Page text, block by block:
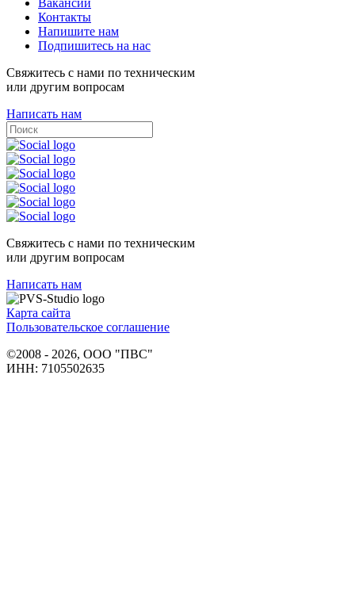
Вакансии
Контакты
Напишите нам
Подпишитесь на нас
Свяжитесь с нами по техническим
или другим вопросам
Написать нам
Свяжитесь с нами по техническим
или другим вопросам
Написать нам
Карта сайта
Пользовательское соглашение
©2008 - 2026, ООО "ПВС"
ИНН: 7105502635